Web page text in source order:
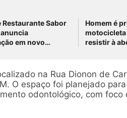
Restaurante Sabor
em novo
Homem é
resistir à
na Rua Dionon de
O espaço foi planejado
odontológico, com foco